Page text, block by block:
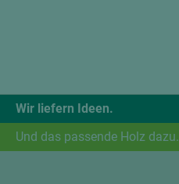
Wir liefern Ideen.
Und das passende Holz dazu.